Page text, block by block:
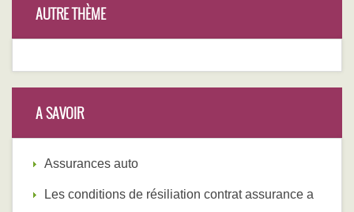
AUTRE THÈME
A SAVOIR
Assurances auto
Les conditions de résiliation contrat assurance a